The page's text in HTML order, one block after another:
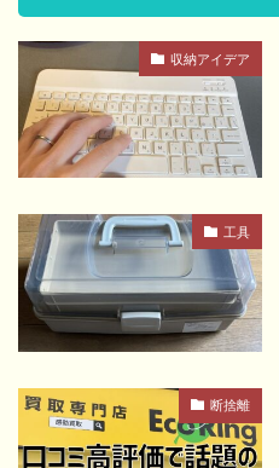
収納アイデア
工具
断捨離